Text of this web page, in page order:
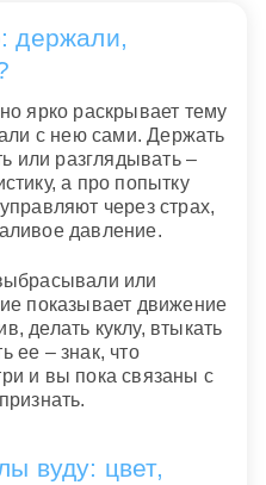
держали,
ярко раскрывает тему
с нею сами. Держать
или разглядывать –
а про попытку
через страх,
давление.
или
показывает движение
делать куклу, втыкать
ее – знак, что
и вы пока связаны с
вуду: цвет,